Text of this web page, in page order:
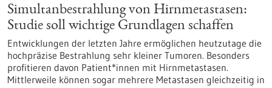
Simultanbestrahlung von Hirnmetastasen:
Studie soll wichtige Grundlagen schaffen
Entwicklungen der letzten Jahre ermöglichen heutzutage die
hochpräzise Bestrahlung sehr kleiner Tumoren. Besonders
profitieren davon Patient*innen mit Hirnmetastasen.
Mittlerweile können sogar mehrere Metastasen gleichzeitig in